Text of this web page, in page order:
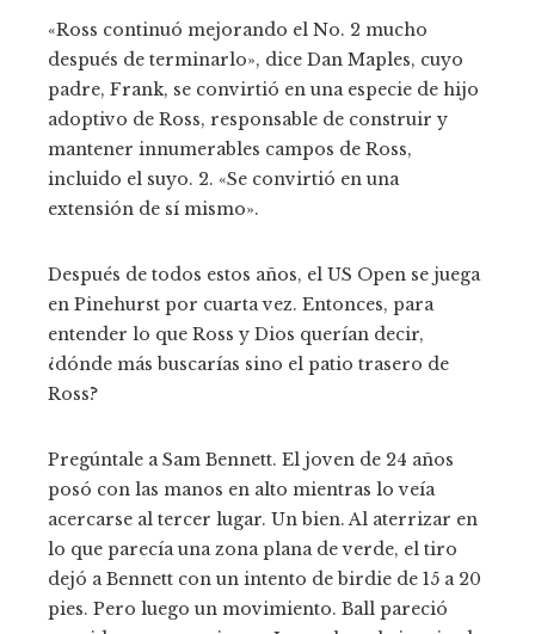
«Ross continuó mejorando el No. 2 mucho
después de terminarlo», dice Dan Maples, cuyo
padre, Frank, se convirtió en una especie de hijo
adoptivo de Ross, responsable de construir y
mantener innumerables campos de Ross,
incluido el suyo. 2. «Se convirtió en una
extensión de sí mismo».
Después de todos estos años, el US Open se juega
en Pinehurst por cuarta vez. Entonces, para
entender lo que Ross y Dios querían decir,
¿dónde más buscarías sino el patio trasero de
Ross?
Pregúntale a Sam Bennett. El joven de 24 años
posó con las manos en alto mientras lo veía
acercarse al tercer lugar. Un bien. Al aterrizar en
lo que parecía una zona plana de verde, el tiro
dejó a Bennett con un intento de birdie de 15 a 20
pies. Pero luego un movimiento. Ball pareció